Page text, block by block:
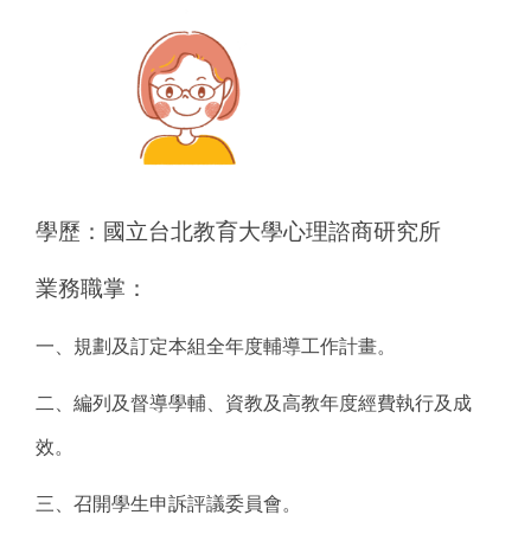
學生申訴專區
學生輔導工作委員會
UCAN大專校院就業職能平台
學歷：國立台北教育大學心理諮商研究所
業務職掌：
一、規劃及訂定本組全年度輔導工作計畫。
二、編列及督導學輔、資教及高教年度經費執行及成
效。
三、召開學生申訴評議委員會。